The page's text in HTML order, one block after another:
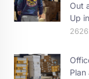
Out
Up
Plan